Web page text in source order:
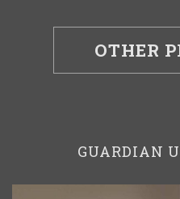
OTHER
GUARDIAN